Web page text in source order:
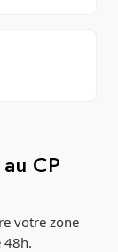
CP
votre zone
48h.